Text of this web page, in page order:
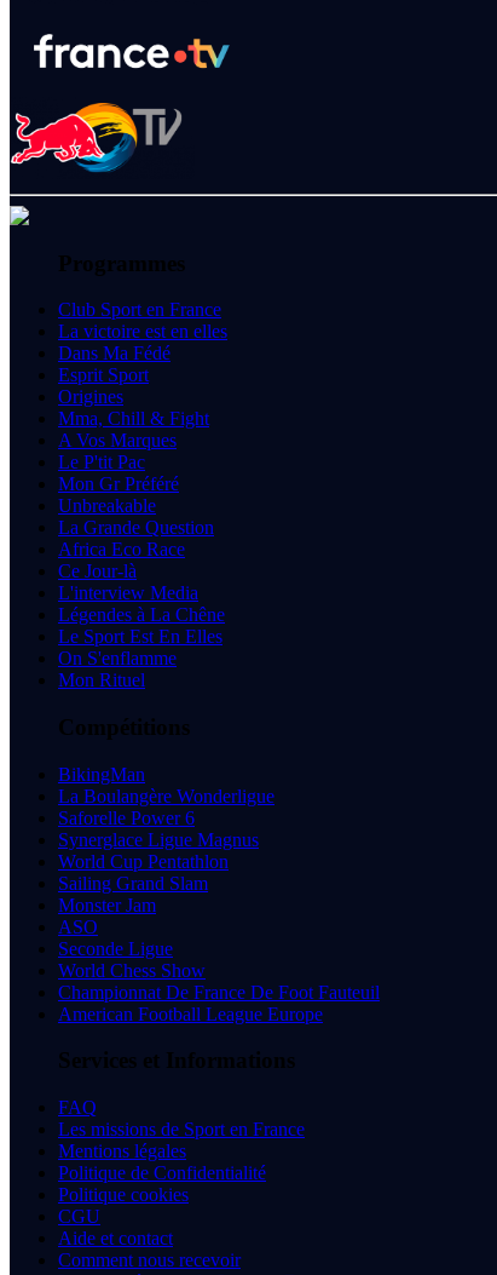
Programmes
Club Sport en France
La victoire est en elles
Dans Ma Fédé
Esprit Sport
Origines
Mma, Chill & Fight
A Vos Marques
Le P'tit Pac
Mon Gr Préféré
Unbreakable
La Grande Question
Africa Eco Race
Ce Jour-là
L'interview Media
Légendes à La Chêne
Le Sport Est En Elles
On S'enflamme
Mon Rituel
Compétitions
BikingMan
La Boulangère Wonderligue
Saforelle Power 6
Synerglace Ligue Magnus
World Cup Pentathlon
Sailing Grand Slam
Monster Jam
ASO
Seconde Ligue
World Chess Show
Championnat De France De Foot Fauteuil
American Football League Europe
Services et Informations
FAQ
Les missions de Sport en France
Mentions légales
Politique de Confidentialité
Politique cookies
CGU
Aide et contact
Comment nous recevoir